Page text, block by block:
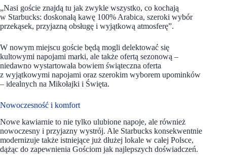
„Nasi goście znajdą tu jak zwykle wszystko, co kochają
w Starbucks: doskonałą kawę 100% Arabica, szeroki wybór
przekąsek, przyjazną obsługę i wyjątkową atmosferę”.
W nowym miejscu goście będą mogli delektować się
kultowymi napojami marki, ale także ofertą sezonową –
niedawno wystartowała bowiem świąteczna oferta
z wyjątkowymi napojami oraz szerokim wyborem upominków
– idealnych na Mikołajki i Święta.
Nowoczesność i komfort
Nowe kawiarnie to nie tylko ulubione napoje, ale również
nowoczesny i przyjazny wystrój. Ale Starbucks konsekwentnie
modernizuje także istniejące już dłużej lokale w całej Polsce,
dążąc do zapewnienia Gościom jak najlepszych doświadczeń.